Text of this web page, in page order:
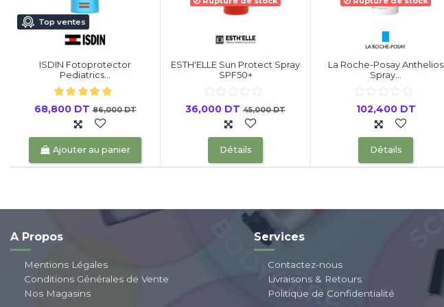
Top ventes
ISDIN Fotoprotector
Pediatrics...
68,800 DT86,000 DT
Ajouter au panier
ESTH'ELLE Sun Protect Spray
SPF50+
36,000 DT 45,000 DT
Détails
La Roche-Posay Anthelios
Spray...
102,400 DT
Détails
A Propos
Mentions Légales
Conditions Générales de Vente
Nos Magasins
Services
Contactez-nous
Livraisons & Retours
Politique de Confidentialité